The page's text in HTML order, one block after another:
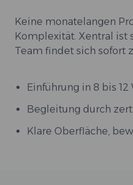
Keine monatelangen
Komplexität. Xentral ist
Team findet sich sofort
Einführung in 8 bis 12
Begleitung durch
Klare Oberfläche,